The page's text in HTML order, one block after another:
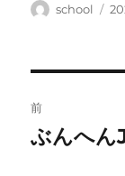
投
school
投
稿
前
前
ぶんへ